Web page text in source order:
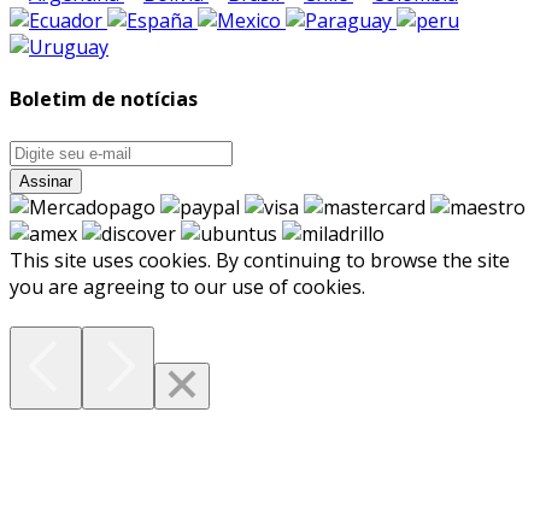
Boletim de notícias
Assinar
This site uses cookies. By continuing to browse the site
you are agreeing to our use of cookies.